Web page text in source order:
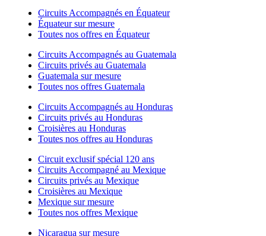
Circuits Accompagnés en Équateur
Équateur sur mesure
Toutes nos offres en Équateur
Circuits Accompagnés au Guatemala
Circuits privés au Guatemala
Guatemala sur mesure
Toutes nos offres Guatemala
Circuits Accompagnés au Honduras
Circuits privés au Honduras
Croisières au Honduras
Toutes nos offres au Honduras
Circuit exclusif spécial 120 ans
Circuits Accompagné au Mexique
Circuits privés au Mexique
Croisières au Mexique
Mexique sur mesure
Toutes nos offres Mexique
Nicaragua sur mesure